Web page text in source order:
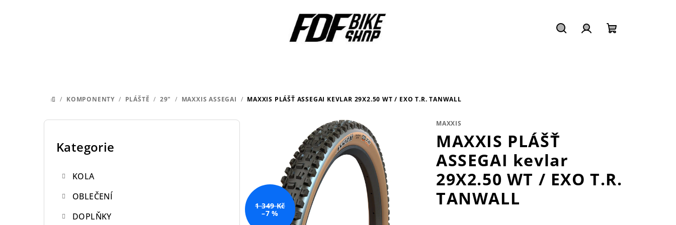
DOMŮ
/ KOMPONENTY / PLÁŠTĚ / 29" / MAXXIS ASSEGAI / MAXXIS PLÁŠŤ ASSEGAI KEVLAR 29X2.50 WT / EXO T.R. TANWALL
P
Přeskočit
kategorie
Kategorie
KOLA
OBLEČENÍ
DOPLŇKY
MAXXIS
MAXXIS PLÁŠŤ
ASSEGAI kevlar
29X2.50 WT / EXO T.R.
TANWALL
1 349 Kč
–7 %